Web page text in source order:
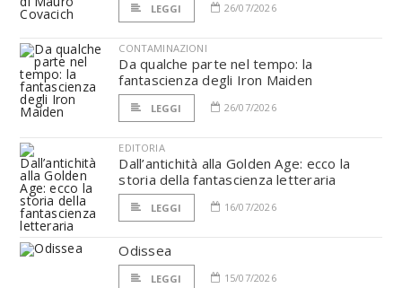
LEGGI 26/07/2026
CONTAMINAZIONI
Da qualche parte nel tempo: la
fantascienza degli Iron Maiden
LEGGI 26/07/2026
EDITORIA
Dall’antichità alla Golden Age: ecco la
storia della fantascienza letteraria
LEGGI 16/07/2026
Odissea
LEGGI 15/07/2026